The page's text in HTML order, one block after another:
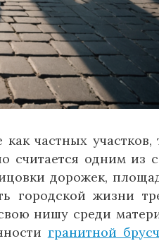
частных участков,
считается одним из
дорожек,
городской жизни
нишу среди
гранитной